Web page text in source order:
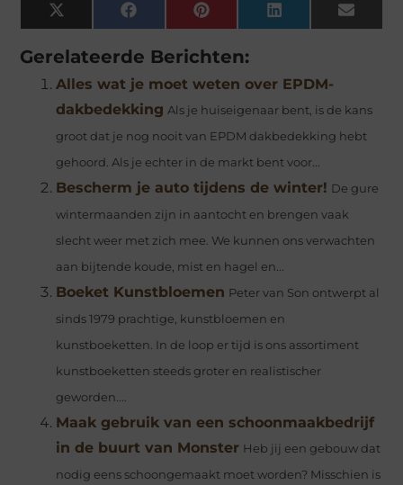
X
(Twitter)
FacebookPinterestLinkedIn Email
Gerelateerde Berichten:
Alles wat je moet weten over EPDM-
dakbedekking Als je huiseigenaar bent, is de kans
groot dat je nog nooit van EPDM dakbedekking hebt
gehoord. Als je echter in de markt bent voor...
Bescherm je auto tijdens de winter! De gure
wintermaanden zijn in aantocht en brengen vaak
slecht weer met zich mee. We kunnen ons verwachten
aan bijtende koude, mist en hagel en...
Boeket Kunstbloemen Peter van Son ontwerpt al
sinds 1979 prachtige, kunstbloemen en
kunstboeketten. In de loop er tijd is ons assortiment
kunstboeketten steeds groter en realistischer
geworden....
Maak gebruik van een schoonmaakbedrijf
in de buurt van Monster Heb jij een gebouw dat
nodig eens schoongemaakt moet worden? Misschien is